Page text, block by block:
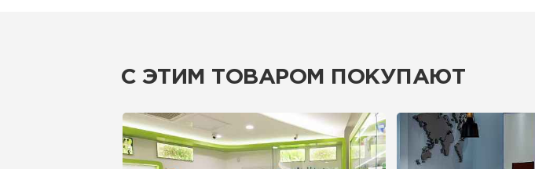
С ЭТИМ ТОВАРОМ ПОКУПАЮТ